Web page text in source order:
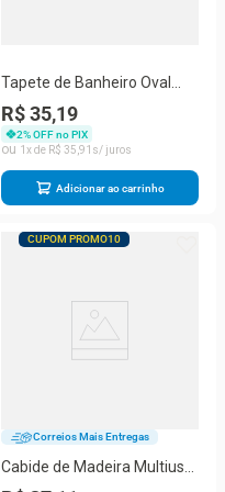
Tapete de Banheiro Oval
Absorvente Antiderrapante
58x38cm Bege Smart Lions
R$ 35,19
2% OFF no PIX
1
R$ 35 91
Adicionar ao carrinho
CUPOM PROMO10
Correios Mais Entregas
Cabide de Madeira Multiuso